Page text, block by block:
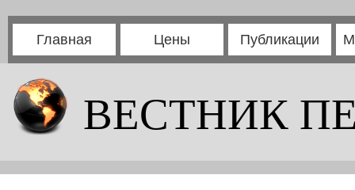
Главная Цены Публикации
ВЕСТНИК